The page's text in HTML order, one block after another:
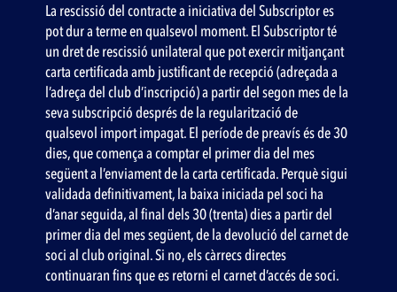
La rescissió del contracte a iniciativa del Subscriptor es
pot dur a terme en qualsevol moment. El Subscriptor té
un dret de rescissió unilateral que pot exercir mitjançant
carta certificada amb justificant de recepció (adreçada a
l’adreça del club d’inscripció) a partir del segon mes de la
seva subscripció després de la regularització de
qualsevol import impagat. El període de preavís és de 30
dies, que comença a comptar el primer dia del mes
següent a l’enviament de la carta certificada. Perquè sigui
validada definitivament, la baixa iniciada pel soci ha
d’anar seguida, al final dels 30 (trenta) dies a partir del
primer dia del mes següent, de la devolució del carnet de
soci al club original. Si no, els càrrecs directes
continuaran fins que es retorni el carnet d’accés de soci.